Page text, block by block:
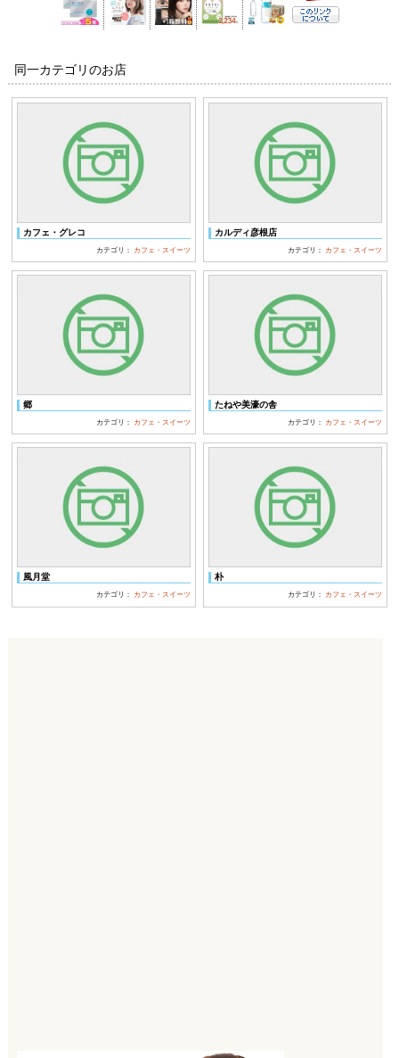
同一カテゴリのお店
カフェ・グレコ
カテゴリ： カフェ・スイーツ
カルディ彦根店
カテゴリ： カフェ・スイーツ
郷
カテゴリ： カフェ・スイーツ
たねや美濠の舎
カテゴリ： カフェ・スイーツ
風月堂
カテゴリ： カフェ・スイーツ
朴
カテゴリ： カフェ・スイーツ